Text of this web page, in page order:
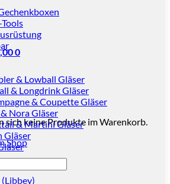
0
sich keine Produkte im Warenkorb.
Shop
& Lowball Gläser
& Longdrink Gläser
& Coupette Gläser
Nora Gläser
& Martini Gläser
Gläser